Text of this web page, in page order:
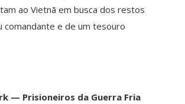
ao Vietnã em busca dos restos
comandante e de um tesouro
— Prisioneiros da Guerra Fria